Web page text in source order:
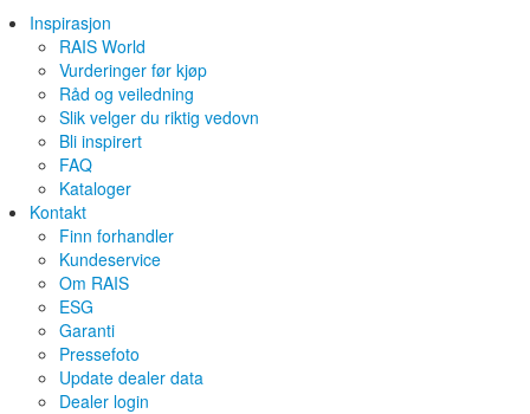
Inspirasjon
RAIS World
Vurderinger før kjøp
Råd og veiledning
Slik velger du riktig vedovn
Bli inspirert
FAQ
Kataloger
Kontakt
Finn forhandler
Kundeservice
Om RAIS
ESG
Garanti
Pressefoto
Update dealer data
Dealer login